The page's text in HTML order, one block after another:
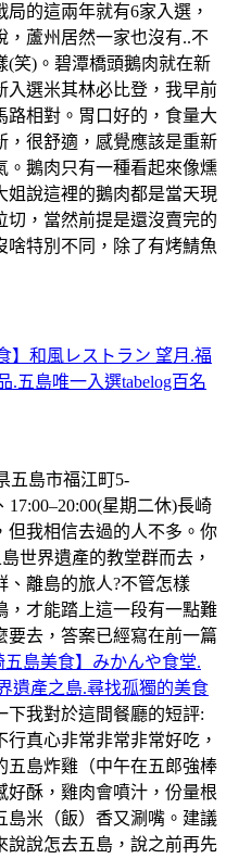
的這兩年就有6家入選，
，蘆州居然一家也沒有..不
(笑)。碧潭橋頭鵝肉就在新
入選米其林必比登，我早前
路相對。胃口好的，食量大
，很舒適，感覺應該是重新
。鵝肉只有一種看起來像燻
姐說這裡的鵝肉都是當天現
切，當然前提是還沒賣完的
特別不同，除了有烤鯖魚
】和風レストラン 望月.福
.五島唯一入選tabelog百名
五島市福江町5-
17:00–20:00(星期二休)長崎
但我相信去過的人不多。你
世界遺產的教堂群而去，
、離島的旅人?不管怎樣
，才能踏上這一段有一點難
要去，答案已經寫在前一篇
五島美食】みかんや食堂.
遺產之島.尋找孤獨的美食
下我對於這間餐廳的短評:
真心非常非常非常好吃，
五島炸雞（中午在五郎強棒
好酥，雞肉會噴汁，份量根
島米（飯）香又涮嘴。建議
說說怎去五島，說之前再先